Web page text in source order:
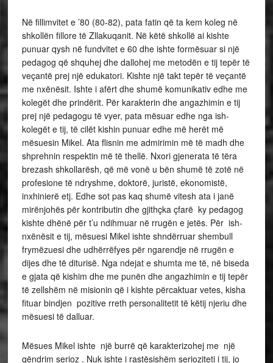
Në fillimvitet e ’80 (80-82), pata fatin që ta kem koleg në
shkollën fillore të Zllakuqanit. Në këtë shkollë ai kishte
punuar qysh në fundvitet e 60 dhe ishte formësuar si një
pedagog që shquhej dhe dallohej me metodën e tij tepër të
veçantë prej një edukatori. Kishte një takt tepër të veçantë
me nxënësit. Ishte i afërt dhe shumë komunikativ edhe me
kolegët dhe prindërit. Për karakterin dhe angazhimin e tij
prej një pedagogu të vyer, pata mësuar edhe nga ish-
kolegët e tij, të cilët kishin punuar edhe më herët më
mësuesin Mikel. Ata flisnin me admirimin më të madh dhe
shprehnin respektin më të thellë. Nxori gjenerata të tëra
brezash shkollarësh, që më vonë u bën shumë të zotë në
profesione të ndryshme, doktorë, juristë, ekonomistë,
inxhinierë etj. Edhe sot pas kaq shumë vitesh ata i janë
mirënjohës për kontributin dhe gjithçka çfarë ky pedagog
kishte dhënë për t’u ndihmuar në rrugën e jetës. Për ish-
nxënësit e tij, mësuesi Mikel ishte shndërruar shembull
frymëzuesi dhe udhërrëfyes për ngarendje në rrugën e
dijes dhe të diturisë. Nga ndejat e shumta me të, në biseda
e gjata që kishim dhe me punën dhe angazhimin e tij tepër
të zellshëm në misionin që i kishte përcaktuar vetes, kisha
fituar bindjen pozitive rreth personalitetit të këtij njeriu dhe
mësuesi të dalluar.
Mësues Mikel ishte një burrë që karakterizohej me një
qëndrim serioz . Nuk ishte i rastësishëm serioziteti i tij, jo